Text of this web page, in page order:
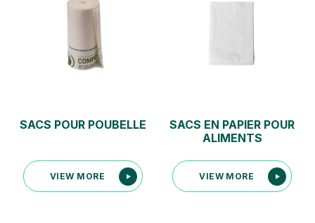
SACS POUR POUBELLE
SACS EN PAPIER POUR
ALIMENTS